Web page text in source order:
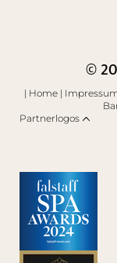
©
| Home |
Partnerlogos